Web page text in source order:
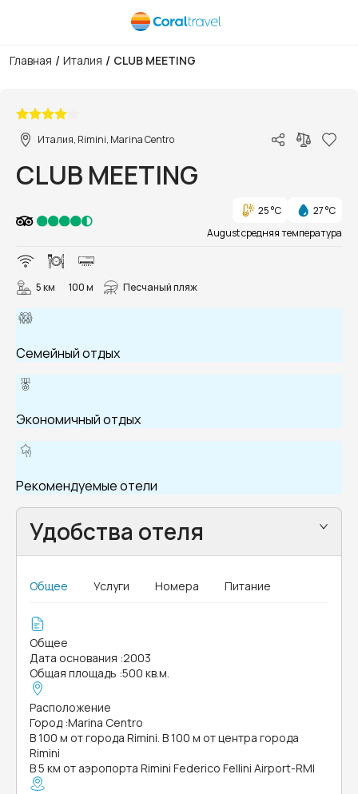
Главная / Италия / CLUB MEETING
Италия, Rimini, Marina Centro
CLUB MEETING
25 °C
27 °C
August средняя температура
5 км 100 м Песчаный пляж
Семейный отдых
Экономичный отдых
Рекомендуемые отели
Удобства отеля
Общее Услуги Номера Питание
Общее
Дата основания :2003
Общая площадь :500 кв.м.
Расположение
Город :Marina Centro
В 100 м от города Rimini. В 100 м от центра города
Rimini
В 5 км от аэропорта Rimini Federico Fellini Airport-RMI